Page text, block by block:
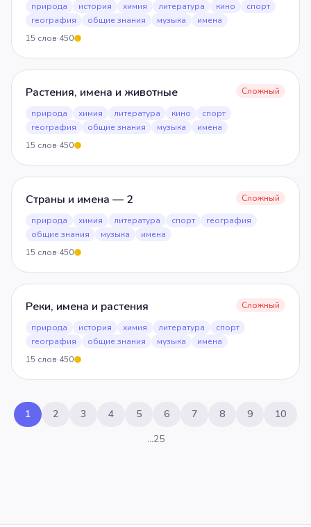
природа
история химия литература кино
спорт
география
общие знания музыка
имена
15 слов·450
Растения, имена и животные
Сложный
природа
химия литература кино
спорт
география
общие знания музыка
имена
15 слов·450
Страны и имена — 2
Сложный
природа
химия литература спорт
география
общие знания
музыка
имена
15 слов·450
Реки, имена и растения
Сложный
природа
история химия литература
спорт
география
общие знания музыка
имена
15 слов·450
1 2 3 4 5 6 7 8 9
10
…25